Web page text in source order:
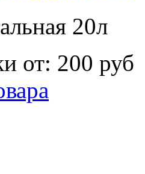
20л
от: 200 руб